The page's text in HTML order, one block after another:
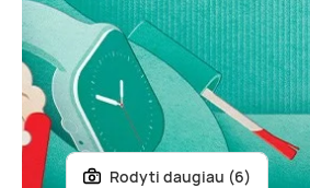
Rodyti daugiau (6)